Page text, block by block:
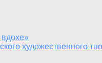
художественного